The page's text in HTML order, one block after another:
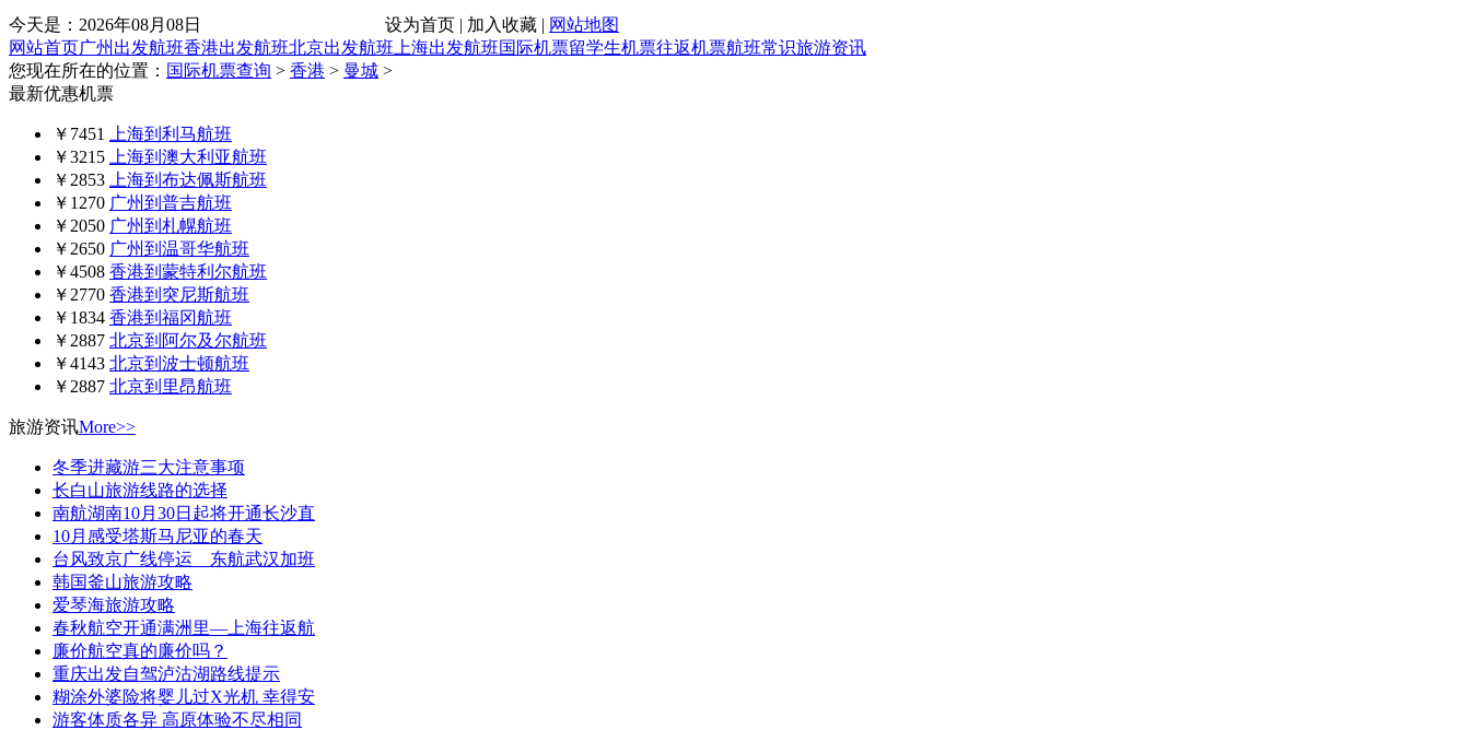
今天是： 2026年08月08日 设为首页 | 加入收藏 | 网站地图
网站首页广州出发航班香港出发航班北京出发航班 上海出发航班国际机票留学生机票往返机票航班常识旅游资讯
您现在所在的位置： 国际机票查询 > 香港 > 曼城 >
最新优惠机票
￥7451
上海到利马航班
￥3215
上海到澳大利亚航班
￥2853
上海到布达佩斯航班
￥1270 广州到普吉航班
￥2050 广州到札幌航班
￥2650 广州到温哥华航班
￥4508 香港到蒙特利尔航班
￥2770 香港到突尼斯航班
￥1834 香港到福冈航班
￥2887 北京到阿尔及尔航班
￥4143 北京到波士顿航班
￥2887 北京到里昂航班
旅游资讯More>>
冬季进藏游三大注意事项
长白山旅游线路的选择
南航湖南10月30日起将开通长沙直
10月感受塔斯马尼亚的春天
台风致京广线停运 东航武汉加班
韩国釜山旅游攻略
爱琴海旅游攻略
春秋航空开通满洲里—上海往返航
廉价航空真的廉价吗？
重庆出发自驾泸沽湖路线提示
糊涂外婆险将婴儿过X光机 幸得安
游客体质各异 高原体验不尽相同